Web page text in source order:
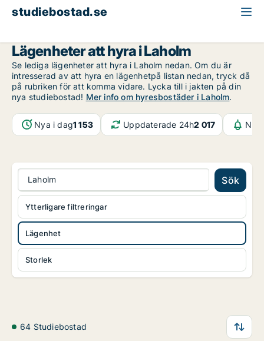
studiebostad.se
Lägenheter att hyra i Laholm
Se lediga lägenheter att hyra i Laholm nedan. Om du är
intresserad av att hyra en lägenhetpå listan nedan, tryck då
på rubriken för att komma vidare. Lycka till i jakten på din
nya studiebostad! Mer info om hyresbostäder i Laholm.
Nya i dag1 153 Uppdaterade 24h2 017
Laholm Sök
Lägenhet
Storlek
Ytterligare filtreringar
64 Studiebostad